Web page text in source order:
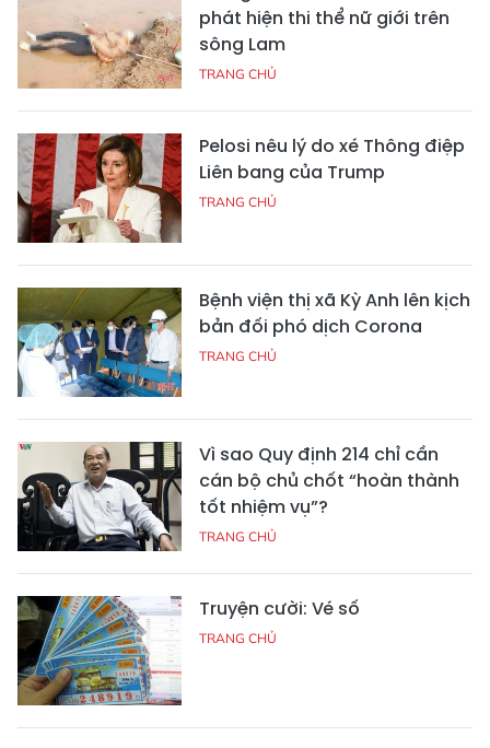
phát hiện thi thể nữ giới trên
sông Lam
TRANG CHỦ
Pelosi nêu lý do xé Thông điệp
Liên bang của Trump
TRANG CHỦ
Bệnh viện thị xã Kỳ Anh lên kịch
bản đối phó dịch Corona
TRANG CHỦ
Vì sao Quy định 214 chỉ cần
cán bộ chủ chốt “hoàn thành
tốt nhiệm vụ”?
TRANG CHỦ
Truyện cười: Vé số
TRANG CHỦ